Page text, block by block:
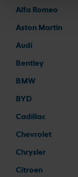
Alfa Romeo
Aston Martin
Audi
Bentley
BMW
BYD
Cadillac
Chevrolet
Chrysler
Citroen